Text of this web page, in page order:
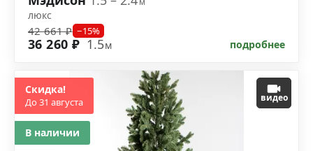
люкс
42 661 ₽ −15%
36 260 ₽ 1.5м подробнее
видео
Скидка!
До 31 августа
В наличии